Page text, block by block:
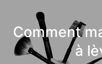
Comment
à